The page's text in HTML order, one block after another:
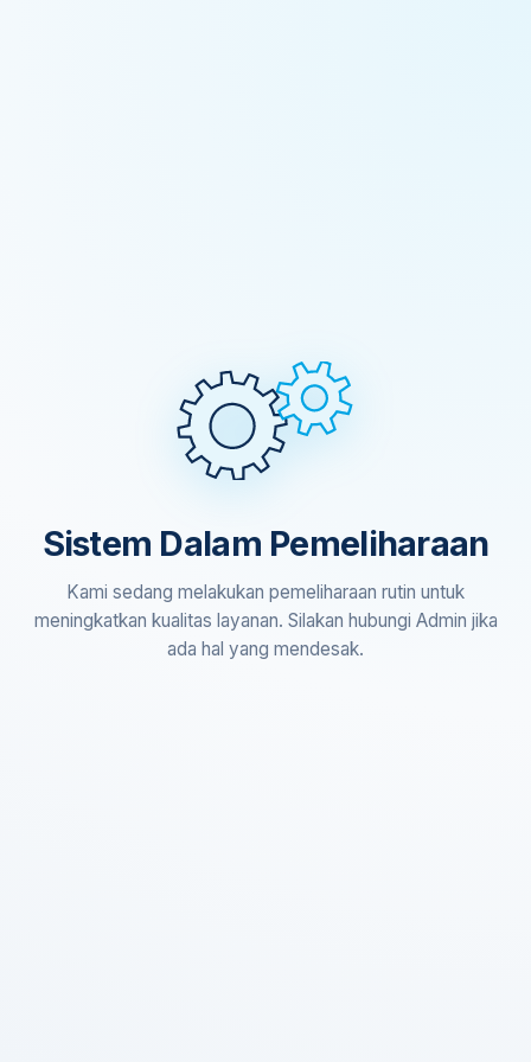
Sistem Dalam Pemeliharaan
Kami sedang melakukan pemeliharaan rutin untuk
meningkatkan kualitas layanan. Silakan hubungi Admin jika
ada hal yang mendesak.